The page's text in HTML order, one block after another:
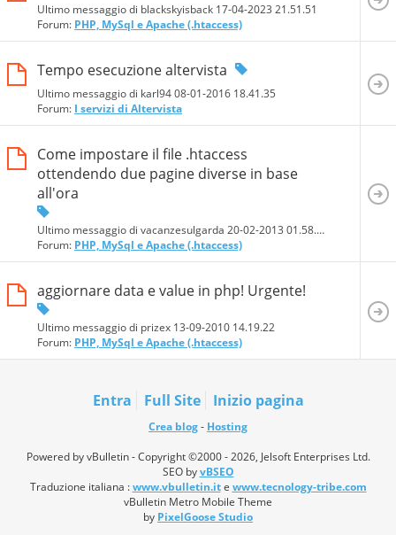
Ultimo messaggio di blackskyisback 17-04-2023 21.51.51
Forum: PHP, MySql e Apache (.htaccess)
Tempo esecuzione altervista
Ultimo messaggio di karl94 08-01-2016 18.41.35
Forum: I servizi di Altervista
Come impostare il file .htaccess
ottendendo due pagine diverse in base
all'ora
Ultimo messaggio di vacanzesulgarda 20-02-2013 01.58.48
Forum: PHP, MySql e Apache (.htaccess)
aggiornare data e value in php! Urgente!
Ultimo messaggio di prizex 13-09-2010 14.19.22
Forum: PHP, MySql e Apache (.htaccess)
Entra Full Site Inizio pagina
Crea blog- Hosting
Powered by vBulletin - Copyright ©2000 - 2026, Jelsoft Enterprises Ltd.
SEO byvBSEO
Traduzione italiana :www.vbulletin.ite www.tecnology-tribe.com
vBulletin Metro Mobile Theme
by PixelGoose Studio